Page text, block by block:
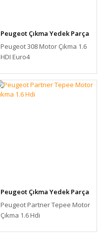
Peugeot Çıkma Yedek Parça
Peugeot 308 Motor Çıkma 1.6
HDI Euro4
Peugeot Çıkma Yedek Parça
Peugeot Partner Tepee Motor
Çıkma 1.6 Hdi